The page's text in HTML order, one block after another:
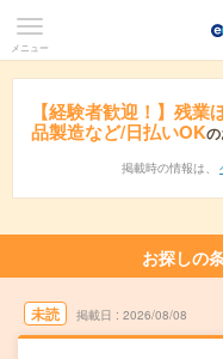
メニュー
【経験者歓迎！】残
品製造など/日払いOK
掲載時の情報は、
お探しの
未読 掲載日 2026/08/08